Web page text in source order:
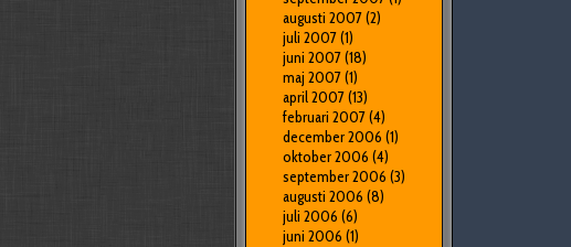
augusti 2007(2)
juli 2007(1)
juni 2007(18)
maj 2007(1)
april 2007(13)
februari 2007(4)
december 2006 (1)
oktober 2006 (4)
september 2006 (3)
augusti 2006 (8)
juli 2006 (6)
juni 2006 (1)